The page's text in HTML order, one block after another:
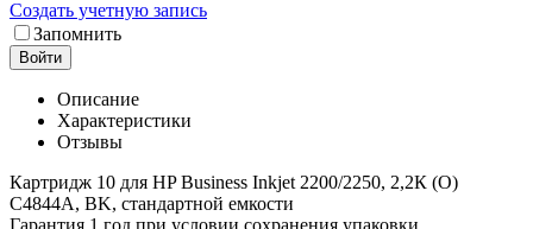
Создать учетную запись
Запомнить
Войти
Описание
Характеристики
Отзывы
Картридж 10 для HP Business Inkjet 2200/2250, 2,2К (O)
C4844A, BK, стандартной емкости
Гарантия 1 год при условии сохранения упаковки